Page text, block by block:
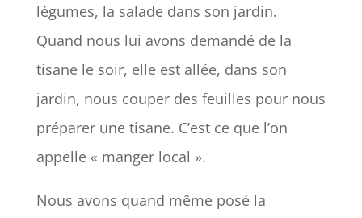
légumes, la salade dans son jardin.
Quand nous lui avons demandé de la
tisane le soir, elle est allée, dans son
jardin, nous couper des feuilles pour nous
préparer une tisane. C’est ce que l’on
appelle « manger local ».
Nous avons quand même posé la